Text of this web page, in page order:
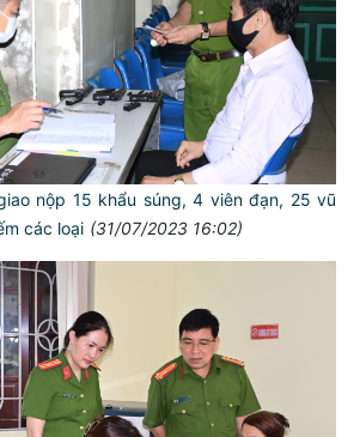
nộp 15 khẩu súng, 4 viên đạn, 25 vũ
các loại (31/07/2023 16:02)